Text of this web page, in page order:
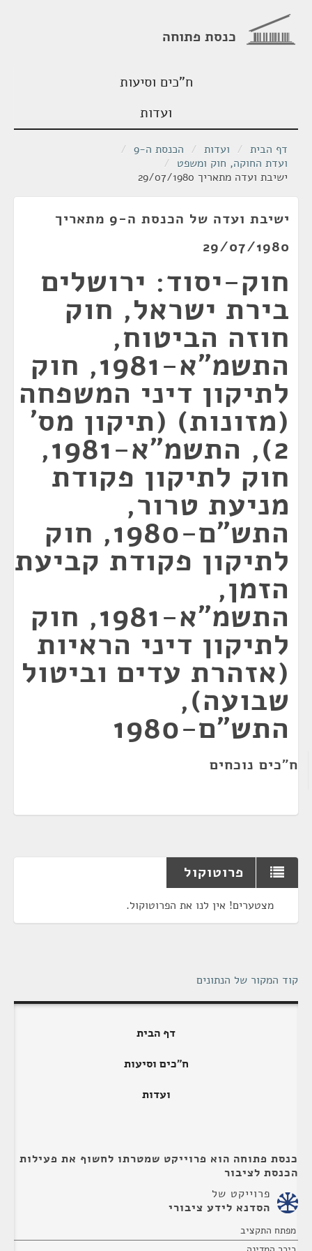
כנסת פתוחה
ח"כים וסיעות
ועדות
דף הבית / ועדות / הכנסת ה-9
/
ועדת החוקה, חוק ומשפט /
ישיבת ועדה מתאריך 29/07/1980
ישיבת ועדה של הכנסת ה-9 מתאריך
29/07/1980
חוק-יסוד: ירושלים
בירת ישראל, חוק
חוזה הביטוח,
התשמ"א-1981, חוק
לתיקון דיני המשפחה
(מזונות) (תיקון מס'
2), התשמ"א-1981,
חוק לתיקון פקודת
מניעת טרור,
התש"ם-1980, חוק
לתיקון פקודת קביעת
הזמן,
התשמ"א-1981, חוק
לתיקון דיני הראיות
(אזהרת עדים וביטול
שבועה),
התש"ם-1980
ח"כים נוכחים
פרוטוקול
מצטערים! אין לנו את הפרוטוקול.
קוד המקור של הנתונים
דף הבית
ח"כים וסיעות
ועדות
כנסת פתוחה הוא פרוייקט שמטרתו לחשוף את פעילות
הכנסת לציבור
פרוייקט של
הסדנא לידע ציבורי
מפתח התקציב